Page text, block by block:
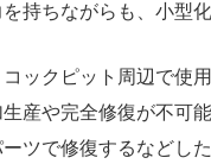
持ちながらも、小型
ックピット周辺で使
産や完全修復が不可
ツで修復するなどし